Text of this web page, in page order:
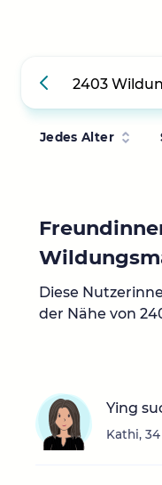
Jedes Alter
Diese
der Nähe von
Ying
Kathi,